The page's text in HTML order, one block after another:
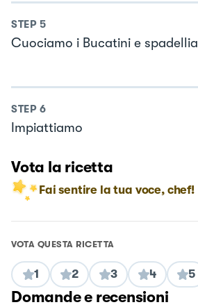
STEP 5
Cuociamo i Bucatini e
STEP 6
Impiattiamo
Vota la ricetta
Fai sentire la tua voce, chef!
VOTA QUESTA RICETTA
1 2 3 4 5
Domande e recensioni